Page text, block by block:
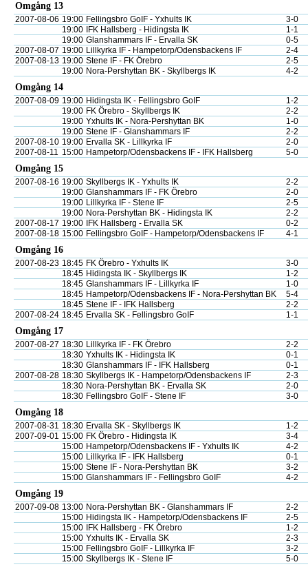
Omgång 13
2007-08-06 19:00 Fellingsbro GoIF - Yxhults IK
3-0
19:00
IFK Hallsberg - Hidingsta IK
1-1
19:00 Glanshammars IF - Ervalla SK
0-5
2007-08-07 19:00 Lillkyrka IF - Hampetorp/Odensbackens IF
2-4
2007-08-13 19:00 Stene IF - FK Örebro
2-5
19:00 Nora-Pershyttan BK - Skyllbergs IK 4-2
Omgång 14
2007-08-09 19:00 Hidingsta IK - Fellingsbro GoIF
1-2
19:00 FK Örebro - Skyllbergs IK
2-2
19:00 Yxhults IK - Nora-Pershyttan BK
1-0
19:00 Stene IF - Glanshammars IF
2-2
2007-08-10 19:00 Ervalla SK - Lillkyrka IF
2-0
2007-08-11 15:00 Hampetorp/Odensbackens IF - IFK Hallsberg 5-0
Omgång 15
2007-08-16 19:00 Skyllbergs IK - Yxhults IK
2-2
19:00 Glanshammars IF - FK Örebro
2-0
19:00 Lillkyrka IF - Stene IF
2-5
19:00 Nora-Pershyttan BK - Hidingsta IK
2-2
2007-08-17 19:00 IFK Hallsberg - Ervalla SK
0-2
2007-08-18 15:00 Fellingsbro GoIF - Hampetorp/Odensbackens IF 4-1
Omgång 16
2007-08-23 18:45 FK Örebro - Yxhults IK
3-0
18:45 Hidingsta IK - Skyllbergs IK
1-2
18:45 Glanshammars IF - Lillkyrka IF
1-0
18:45 Hampetorp/Odensbackens IF - Nora-Pershyttan BK
5-4
18:45 Stene IF - IFK Hallsberg
2-2
2007-08-24 18:45 Ervalla SK - Fellingsbro GoIF 1-1
Omgång 17
2007-08-27 18:30 Lillkyrka IF - FK Örebro
2-2
18:30 Yxhults IK - Hidingsta IK
0-1
18:30 Glanshammars IF - IFK Hallsberg
0-1
2007-08-28 18:30 Skyllbergs IK - Hampetorp/Odensbackens IF
2-3
18:30 Nora-Pershyttan BK - Ervalla SK
2-0
18:30 Fellingsbro GoIF - Stene IF 3-0
Omgång 18
2007-08-31 18:30 Ervalla SK - Skyllbergs IK
1-2
2007-09-01 15:00 FK Örebro - Hidingsta IK
3-4
15:00 Hampetorp/Odensbackens IF - Yxhults IK
4-2
15:00 Lillkyrka IF - IFK Hallsberg
0-1
15:00 Stene IF - Nora-Pershyttan BK
3-2
15:00 Glanshammars IF - Fellingsbro GoIF 4-2
Omgång 19
2007-09-08 13:00 Nora-Pershyttan BK - Glanshammars IF
2-2
15:00 Hidingsta IK - Hampetorp/Odensbackens IF
2-5
15:00
IFK Hallsberg - FK Örebro
1-2
15:00 Yxhults IK - Ervalla SK
2-3
15:00 Fellingsbro GoIF - Lillkyrka IF
3-2
15:00 Skyllbergs IK - Stene IF 5-0